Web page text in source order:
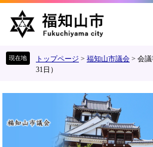
す
し
本
トップページ > 福知山市議会 > 会議
31日）